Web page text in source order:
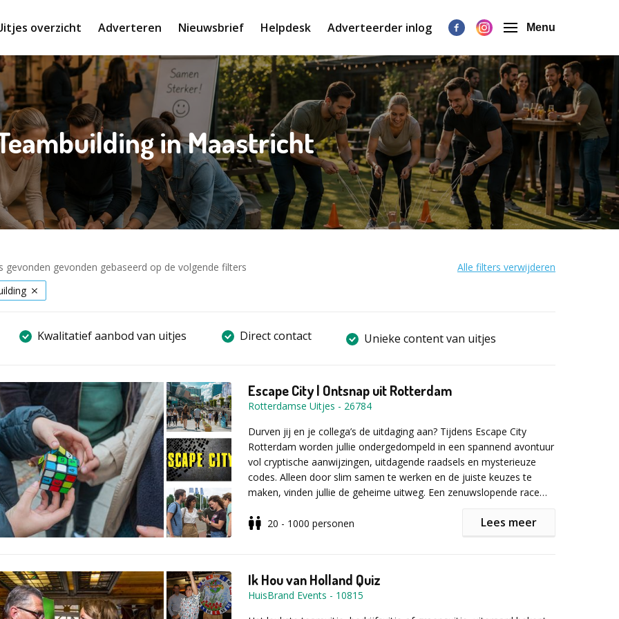
overzicht Adverteren Nieuwsbrief Helpdesk Adverteerder inlog Menu
in Maastricht
gevonden gevonden gebaseerd op de volgende filters
Alle filters verwijderen
Kwalitatief aanbod van uitjes Direct contact Unieke content van uitjes
Escape City | Ontsnap uit Rotterdam
Rotterdamse Uitjes - 26784
Durven jij en je collega’s de uitdaging aan? Tijdens Escape City
Rotterdam worden jullie ondergedompeld in een spannend avontuur
vol cryptische aanwijzingen, uitdagende raadsels en mysterieuze
codes. Alleen door slim samen te werken en de juiste keuzes te
maken, vinden jullie de geheime uitweg. Een zenuwslopende race
missie. Op de kaart van de stad staat een denkbeeldige zone
aangegeven – binnen dit gebied mogen jullie vrij bewegen. Maar let
op: daarbuiten ligt de No Go Area. Er is slechts één geheime route
hoede: verkeerde beslissingen kunnen jullie punten kosten! Het spel
duurt in totaal 2,5 uur, waarbij de spanning in de laatste 30 minuten
tot het hoogtepunt stijgt. Dan krijgen alle teams de ultieme
20 - 1000 personen Lees meer
Ik Hou van Holland Quiz
HuisBrand Events - 10815